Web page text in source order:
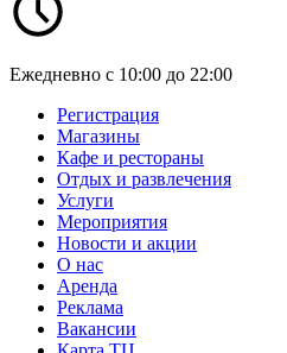
Ежедневно с 10:00 до 22:00
Регистрация
Магазины
Кафе и рестораны
Отдых и развлечения
Услуги
Мероприятия
Новости и акции
О нас
Аренда
Реклама
Вакансии